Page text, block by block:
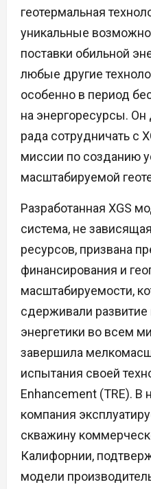
геотермальная
уникальные
поставки обильной
любые другие
особенно в период
на энергоресурсы. Он
рада сотрудничать с
миссии по созданию
масштабируемой
Разработанная XGS
система, не
ресурсов, призвана
финансирования и
масштабируемости,
сдерживали развитие
энергетики во всем
завершила
испытания своей
Enhancement (TRE). В
компания
скважину
Калифорнии,
модели